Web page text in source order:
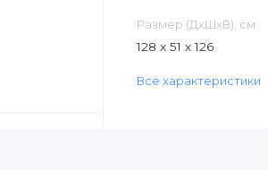
Размер (ДxШxВ), см
128 х 51 х 126
Все характеристики